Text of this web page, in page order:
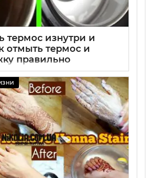
термос изнутри и
отмыть термос и
правильно